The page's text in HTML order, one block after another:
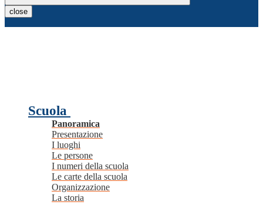
close
Scuola
Panoramica
Presentazione
I luoghi
Le persone
I numeri della scuola
Le carte della scuola
Organizzazione
La storia